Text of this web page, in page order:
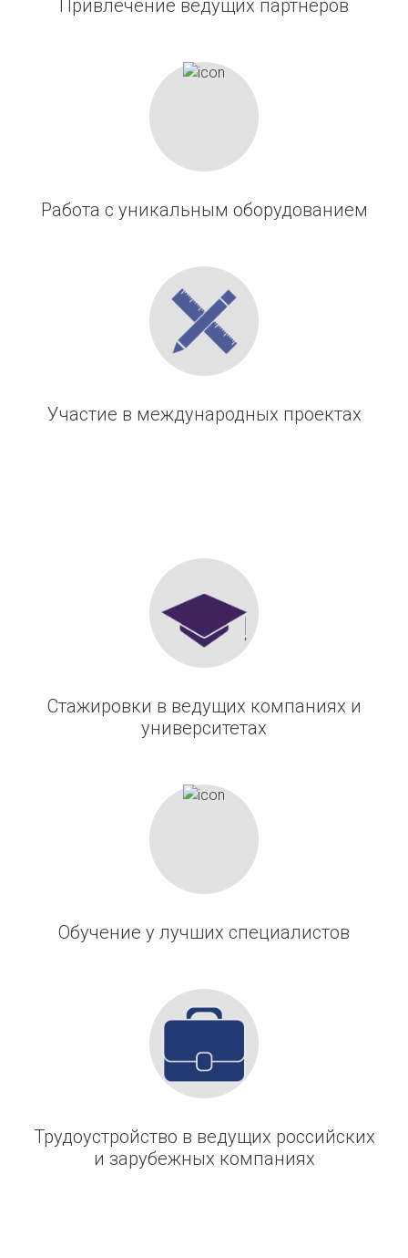
Привлечение ведущих партнеров
Работа с уникальным оборудованием
Участие в международных проектах
Стажировки в ведущих компаниях и
университетах
Обучение у лучших специалистов
Трудоустройство в ведущих российских
и зарубежных компаниях